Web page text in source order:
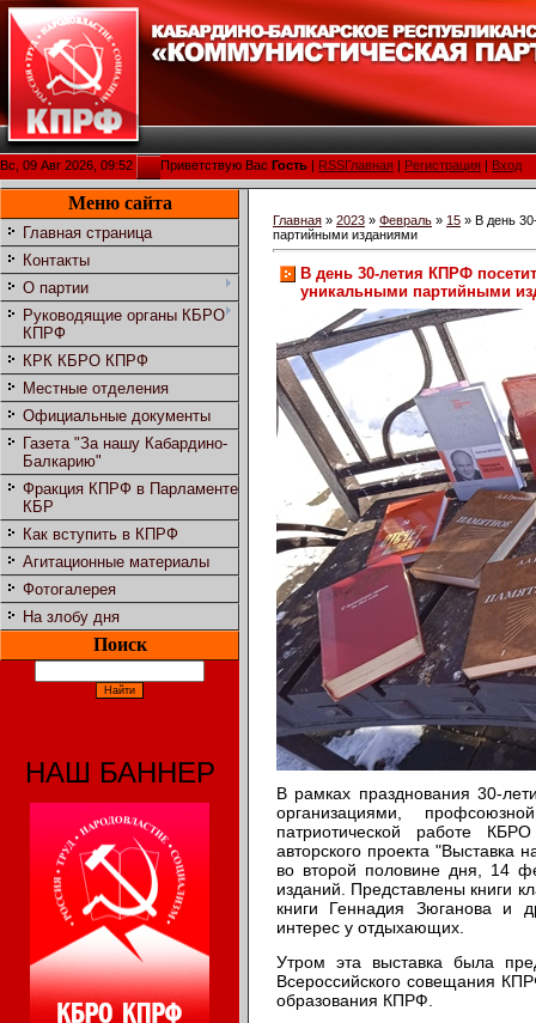
Вс, 09 Авг 2026, 09:52 Приветствую Вас Гость RSSГлавная Регистрация Вход
Меню сайта
Главная страница
Контакты
О партии
Руководящие органы КБРО
КПРФ
КРК КБРО КПРФ
Местные отделения
Официальные документы
Газета "За нашу Кабардино-
Балкарию"
Фракция КПРФ в Парламенте
КБР
Как вступить в КПРФ
Агитационные материалы
Фотогалерея
На злобу дня
Поиск
НАШ БАННЕР
Главная » 2023 » Февраль » 15 » В день
партийными изданиями
В день 30-летия КПРФ
уникальными партийными
В рамках празднования 30-
организациями,
патриотической работе
авторского проекта
во второй половине дня, 14
изданий. Представлены книги
книги Геннадия Зюганова и
интерес у отдыхающих.
Утром эта выставка была
Всероссийского совещания
образования КПРФ.